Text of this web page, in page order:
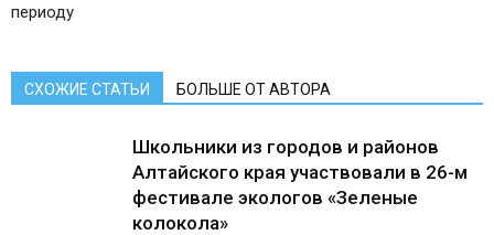
периоду
СХОЖИЕ СТАТЬИ БОЛЬШЕ ОТ АВТОРА
Школьники из городов и районов
Алтайского края участвовали в 26-м
фестивале экологов «Зеленые
колокола»